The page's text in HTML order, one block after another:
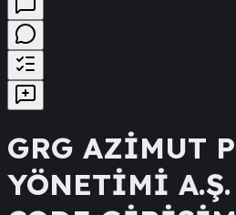
GRG AZİMUT
YÖNETİMİ A.Ş.